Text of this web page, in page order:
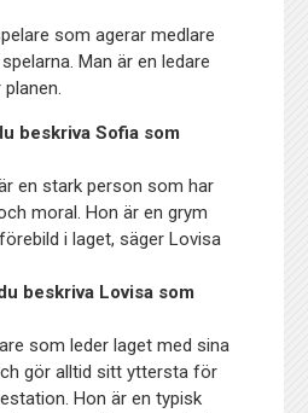
som agerar medlare
Man är en ledare
beskriva Sofia som
en stark person som har
moral. Hon är en grym
i laget, säger Lovisa
beskriva Lovisa som
som leder laget med sina
gör alltid sitt yttersta för
Hon är en typisk